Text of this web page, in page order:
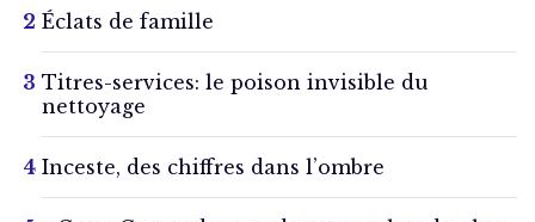
Éclats de famille
Titres-services: le poison invisible du
nettoyage
Inceste, des chiffres dans l’ombre